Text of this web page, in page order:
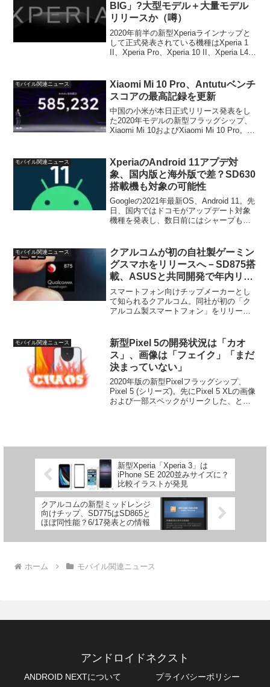
BIG」?大型モデル＋大量モデル
リリースか（噂）
2020年前半の新型Xperiaラインナップと
して正式発表されている機種はXperia 1
II、Xperia Pro、Xperia 10 II、Xperia L4の
モバイル関連ニュース
Xiaomi Mi 10 Pro、Antutuベンチ
スコアの最高記録を更新
中国の小米が本日正式リリース発表をし
た2020年モデルの新型フラッグシップ、
Xiaomi Mi 10およびXiaomi Mi 10 Pro。グ
判明するのはまだだいぶ...
モバイル関連ニュース
XperiaのAndroid 11アプデ対
象、国内版と海外版で差？SD630
搭載機も対象の可能性
Googleの2021年最新OS、Android 11。先
日、国内ではドコモがアップデート対象
機種を発表し、数日前にはシャープも
Xperia向けのAndroid 1...
モバイル関連ニュース
クアルコムが初の自社製ゲーミン
グスマホをリリースへ－SD875搭
載、ASUSと共同開発で年内リリ
ースの可能性も
スマートフォン向けチップメーカーとし
て知られるクアルコム。同社が初の「ク
アルコム製スマートフォン」をリリース
伝えたもので、クアルコムは現在、
Snapdrago...
モバイル関連ニュース
新型Pixel 5の開発状況は「カオ
ス」、画像は「フェイク」「まだ
決まっていない」
2020年版の新型Pixelフラッグシップ、
Pixel 5 (シリーズ)。先にPixel 5 XLの画像
および一部スペックがリークした、とい
新型Xperia「Xperia 3」は
iPhone SE 2020並みサイズに？
比較イラストが発見
クアルコムの新型ミッドレンジ
向けチップ、SD775はSD865と
ほぼ同性能？6/17発表との情報
ホーム モバイル関連ニュース
アンドロイドネクスト
ANDROID NEXTについて プライバシーポリシー